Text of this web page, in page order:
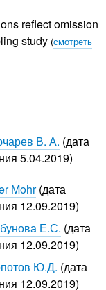
reflect omission
study (смотреть
В. А. (дата
5.04.2019)
Mohr(дата
12.09.2019)
Е.С. (дата
12.09.2019)
Ю.Д. (дата
12.09.2019)